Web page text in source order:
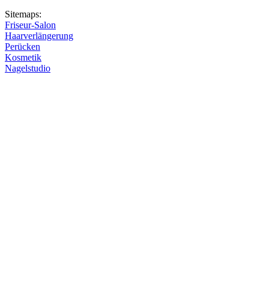
Sitemaps:
Friseur-Salon
Haarverlängerung
Perücken
Kosmetik
Nagelstudio